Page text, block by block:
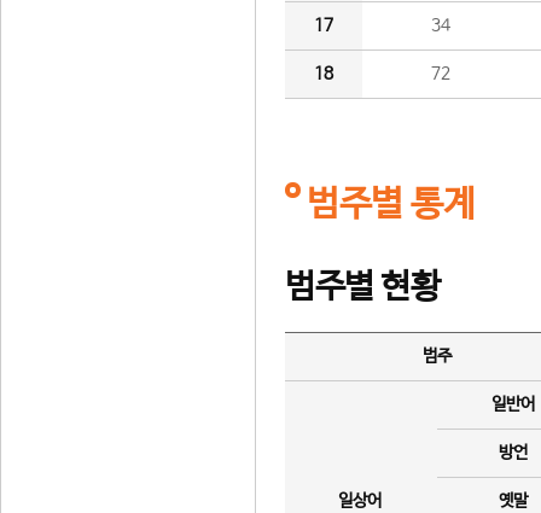
17 34
18 72
범주별 통계
범주별 현황
범주
일상어
일반어
방언
옛말